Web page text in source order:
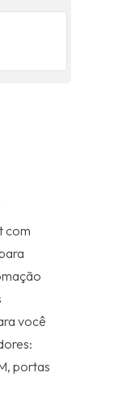
com
você
portas